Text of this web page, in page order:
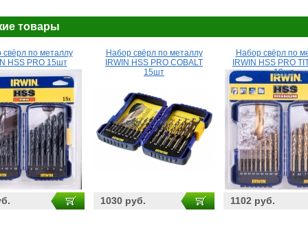
товары
свёрл по металлу
HSS PRO 15шт
Набор свёрл по металлу
IRWIN HSS PRO COBALT
15шт
1030 руб.
Набор свёрл по
IRWIN HSS PRO
19шт
1102 руб.